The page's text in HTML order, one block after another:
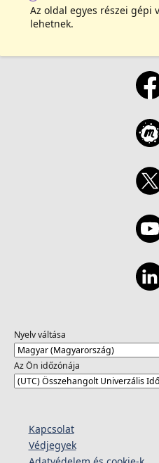
Az oldal egyes részei gépi
lehetnek.
Nyelv váltása
Az Ön időzónája
Kapcsolat
Védjegyek